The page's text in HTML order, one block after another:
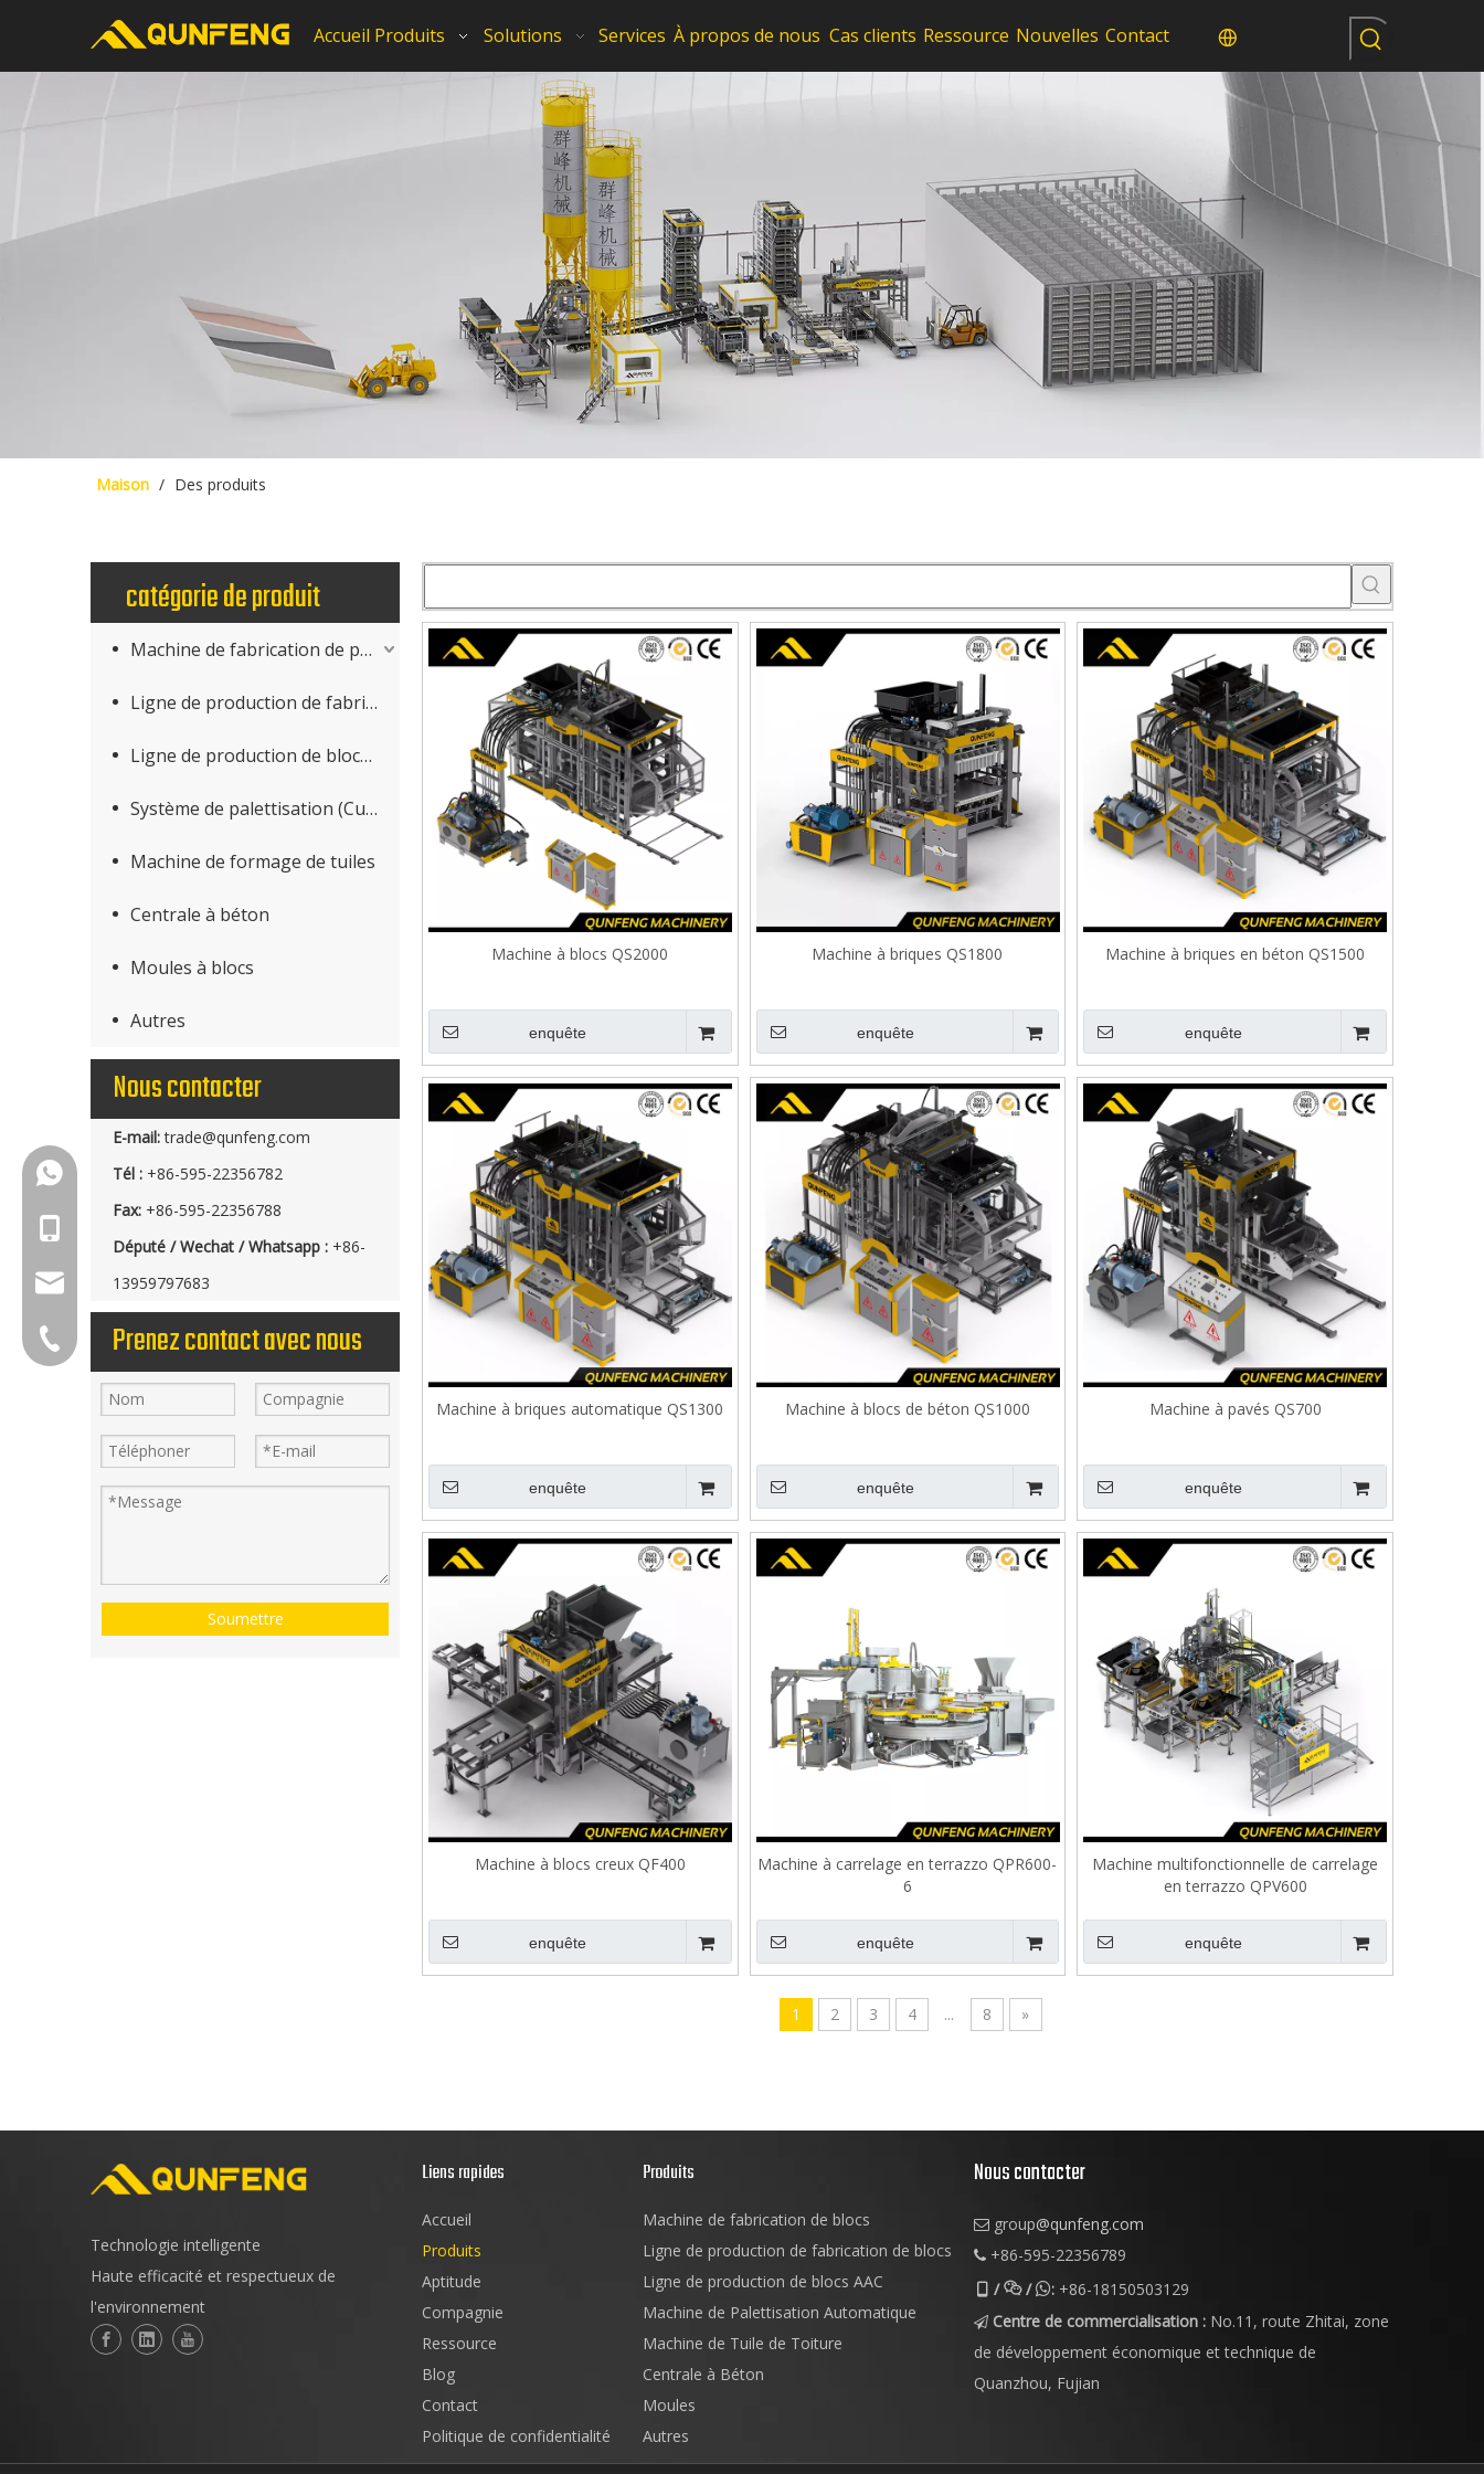
Accueil Produits Solutions Services À propos de nous Cas clients Ressource Nouvelles Contact
Maison / Des produits
catégorie de produit
Machine de fabrication de produits en béton
Ligne de production de fabrication de blocs
Ligne de production de blocs AAC
Système de palettisation (Cuber)
Machine de formage de tuiles
Centrale à béton
Moules à blocs
Autres
Nous contacter
E-mail: trade@qunfeng.com
Tél : +86-595-22356782
Fax: +86-595-22356788
Député / Wechat / Whatsapp : +86-
13959797683
Prenez contact avec nous
Soumettre
Machine à blocs QS2000
enquête
Machine à briques QS1800
enquête
Machine à briques en béton QS1500
enquête
Machine à briques automatique QS1300
enquête
Machine à blocs de béton QS1000
enquête
Machine à pavés QS700
enquête
Machine à blocs creux QF400
enquête
Machine à carrelage en terrazzo QPR600-
6
enquête
Machine multifonctionnelle de carrelage
en terrazzo QPV600
enquête
1 2 3 4 ... 8 »
+86-18150503129
group@qunfeng.com
+86-595 22356789
Technologie intelligente
Haute efficacité et respectueux de
l'environnement
Liens rapides
Accueil
Produits
Aptitude
Compagnie
Ressource
Blog
Contact
Politique de confidentialité
Produits
Machine de fabrication de blocs
Ligne de production de fabrication de blocs
Ligne de production de blocs AAC
Machine de Palettisation Automatique
Machine de Tuile de Toiture
Centrale à Béton
Moules
Autres
Nous contacter
 group@qunfeng.com
 +86-595-22356789
 //: +86-18150503129
 Centre de commercialisation : No.11, route Zhitai, zone
de développement économique et technique de
Quanzhou, Fujian